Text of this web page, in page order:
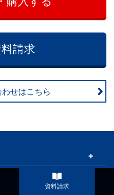
請求
せはこちら
資料請求